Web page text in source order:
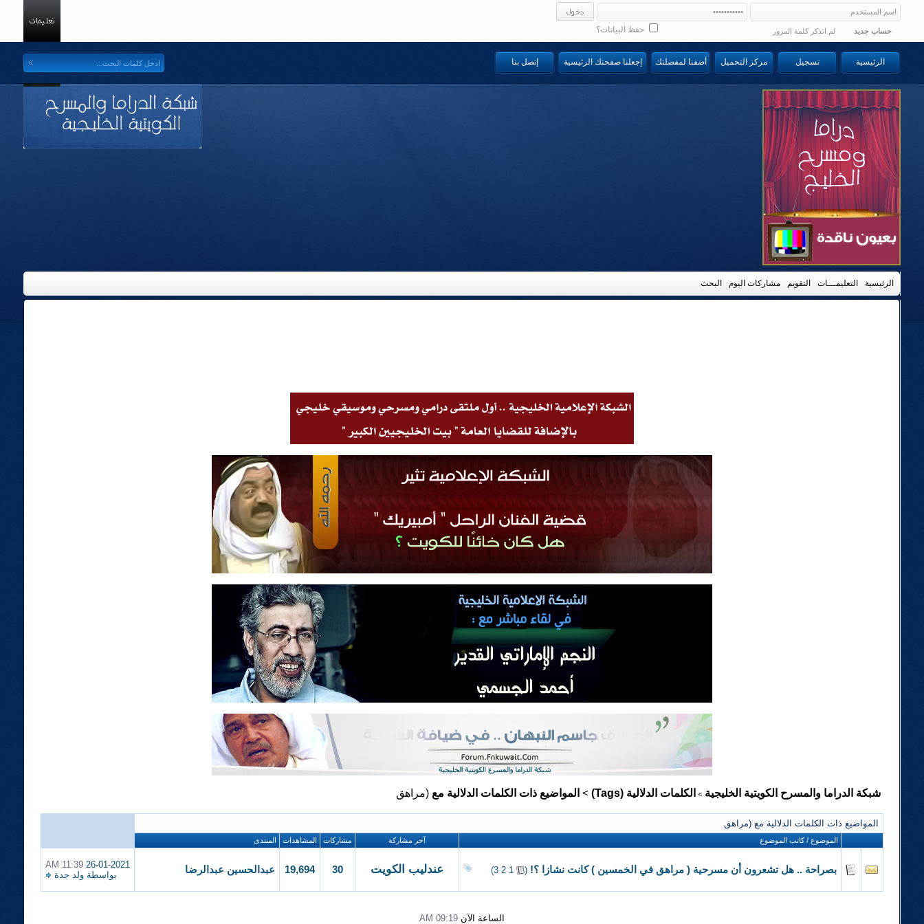
حفظ البيانات؟ حساب جديد لم اتذكر كلمة المرور
الرئيسية تسجيل مركز التحميل أضفنا لمفضلتك إجعلنا صفحتك الرئيسية إتصل بنا
الرئيسية التعليمـــات التقويم مشاركات اليوم البحث
شبكة الدراما والمسرح الكويتية الخليجية > الكلمات الدلالية (Tags) > المواضيع ذات الكلمات الدلالية مع (مراهق
المواضيع ذات الكلمات الدلالية مع (مراهق
الموضوع / كاتب الموضوع آخر مشاركة مشاركات المشاهدات المنتدى
بصراحة .. هل تشعرون أن مسرحية ( مراهق في الخمسين ) كانت نشازا ؟! (
1
2
3
) عندليب الكويت 30
19,694 عبدالحسين عبدالرضا 26-01-2021
11:39 AM
بواسطة ولد جدة
الساعة الآن 09:19 AM